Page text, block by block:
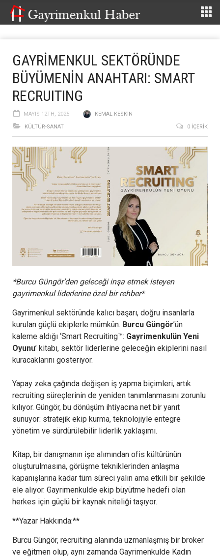
GAYRİMENKUL SEKTÖRÜNDE
BÜYÜMENİN ANAHTARI: SMART
RECRUITING
MAYIS 12TH, 2025
KEMAL KESKIN
KÜLTÜR-SANAT
0 İÇERIK
*Burcu Güngör’den geleceği inşa etmek isteyen
gayrimenkul liderlerine özel bir rehber*
Gayrimenkul sektöründe kalıcı başarı, doğru insanlarla
kurulan güçlü ekiplerle mümkün. Burcu Güngör’ün
kaleme aldığı ‘Smart Recruiting™: Gayrimenkulün Yeni
Oyunu’ kitabı, sektör liderlerine geleceğin ekiplerini nasıl
kuracaklarını gösteriyor.
Yapay zeka çağında değişen iş yapma biçimleri, artık
recruiting süreçlerinin de yeniden tanımlanmasını zorunlu
kılıyor. Güngör, bu dönüşüm ihtiyacına net bir yanıt
sunuyor: stratejik ekip kurma, teknolojiyle entegre
yönetim ve sürdürülebilir liderlik yaklaşımı.
Kitap, bir danışmanın işe alımından ofis kültürünün
oluşturulmasına, görüşme tekniklerinden anlaşma
kapanışlarına kadar tüm süreci yalın ama etkili bir şekilde
ele alıyor. Gayrimenkulde ekip büyütme hedefi olan
herkes için güçlü bir kaynak niteliği taşıyor.
**Yazar Hakkında:**
Burcu Güngör, recruiting alanında uzmanlaşmış bir broker
ve eğitmen olup, aynı zamanda Gayrimenkulde Kadın